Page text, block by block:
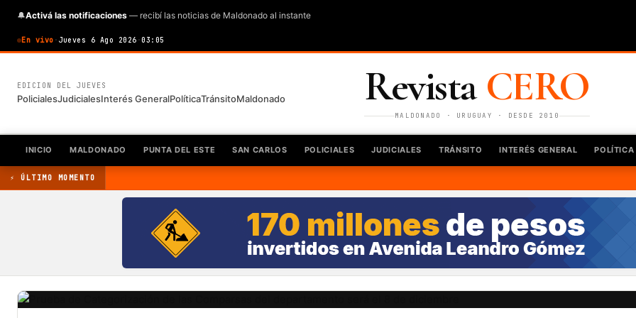
🔔Activá las notificaciones — recibí las noticias de Maldonado al instante
En vivo · Jueves 6 Ago 2026 ·03:05
EDICION DEL JUEVES
PolicialesJudicialesInterés GeneralPolíticaTránsitoMaldonado RevistaCERO
MALDONADO · URUGUAY · DESDE 2010
INICIO MALDONADO PUNTA DEL ESTE SAN CARLOS POLICIALES JUDICIALES TRÁNSITO INTERÉS GENERAL POLÍTICA
⚡ ÚLTIMO MOMENTO